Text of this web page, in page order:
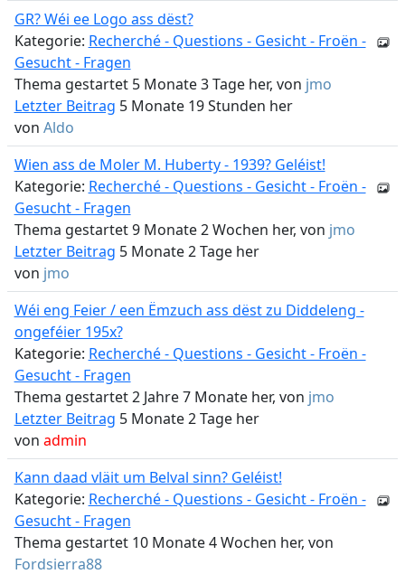
GR? Wéi ee Logo ass dëst?
Kategorie: Recherché - Questions - Gesicht - Froën -
Gesucht - Fragen
Thema gestartet 5 Monate 3 Tage her, von jmo
Letzter Beitrag 5 Monate 19 Stunden her
von Aldo
Wien ass de Moler M. Huberty - 1939? Geléist!
Kategorie: Recherché - Questions - Gesicht - Froën -
Gesucht - Fragen
Thema gestartet 9 Monate 2 Wochen her, von jmo
Letzter Beitrag 5 Monate 2 Tage her
von jmo
Wéi eng Feier / een Ëmzuch ass dëst zu Diddeleng -
ongeféier 195x?
Kategorie: Recherché - Questions - Gesicht - Froën -
Gesucht - Fragen
Thema gestartet 2 Jahre 7 Monate her, von jmo
Letzter Beitrag 5 Monate 2 Tage her
von admin
Kann daad vläit um Belval sinn? Geléist!
Kategorie: Recherché - Questions - Gesicht - Froën -
Gesucht - Fragen
Thema gestartet 10 Monate 4 Wochen her, von
Fordsierra88